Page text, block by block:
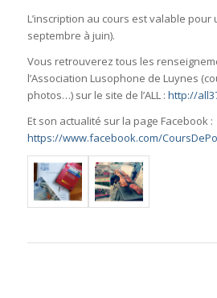
L’inscription au cours est valable
septembre à juin).
Vous retrouverez tous les
l’Association Lusophone de Luynes
photos…) sur le site de l’ALL : http://
Et son actualité sur la page Facebook :
https://www.facebook.com/